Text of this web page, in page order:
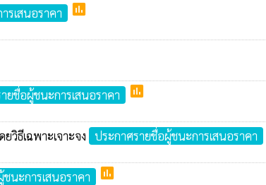
รเสนอราคา poll
ยชื่อผู้ชนะการเสนอราคา poll
ธีเฉพาะเจาะจง
ประกาศรายชื่อผู้ชนะการเสนอราคา
นะการเสนอราคา poll